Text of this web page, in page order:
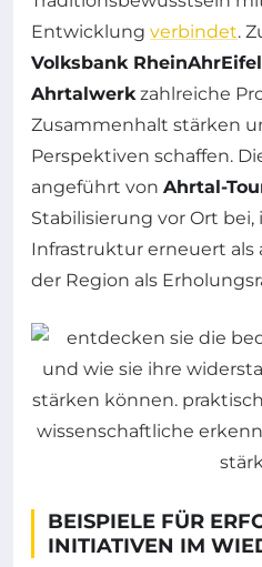
Entwicklung verbindet.
Volksbank RheinAhrEifel
Ahrtalwerk zahlreiche
Zusammenhalt stärken
Perspektiven schaffen.
angeführt von Ahrtal-
Stabilisierung vor Ort
Infrastruktur erneuert
der Region als
BEISPIELE FÜR
INITIATIVEN IM